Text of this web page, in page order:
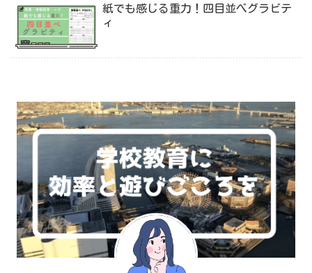
紙でも感じる重力！四目並べグラビテ
ィ